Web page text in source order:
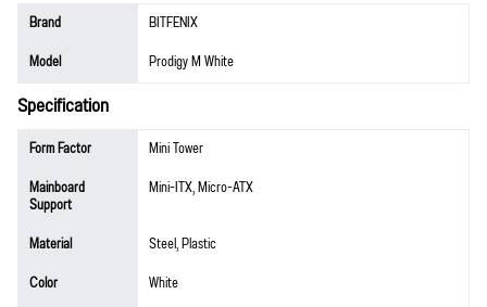
Brand
BITFENIX
Model
Prodigy M White
Specification
Form Factor
Mini Tower
Mainboard
Support
Mini-ITX, Micro-ATX
Material
Steel, Plastic
Color
White